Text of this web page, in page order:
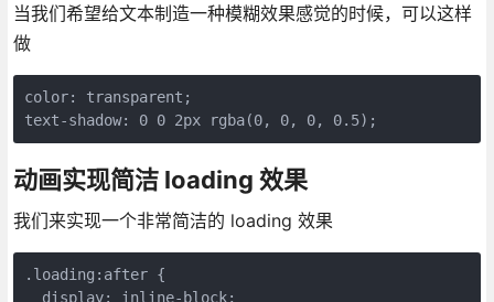
当我们希望给文本制造一种模糊效果感觉的时候，可以这样
做
color: transparent;
text-shadow: 0 0 2px rgba(0, 0, 0, 0.5);
动画实现简洁 loading 效果
我们来实现一个非常简洁的 loading 效果
.loading:after {
  display: inline-block;